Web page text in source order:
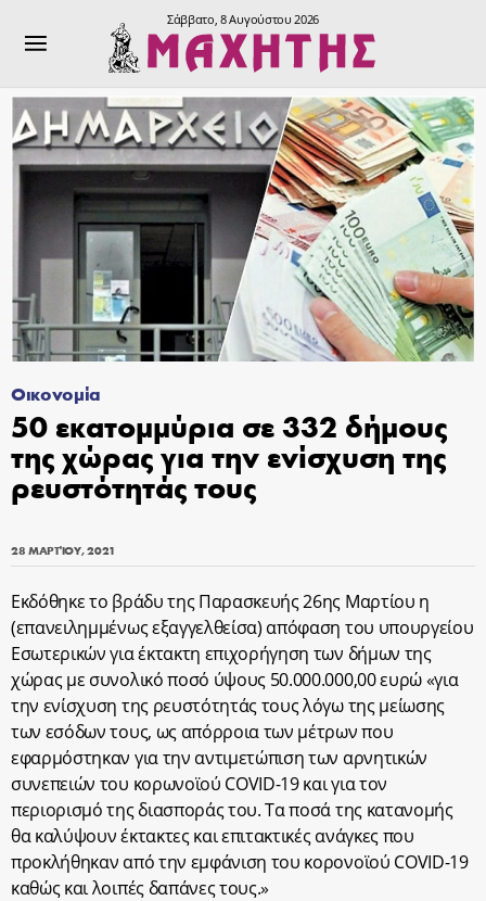
Σάββατο, 8 Αυγούστου 2026
Οικονομία
50 εκατομμύρια σε 332 δήμους
της χώρας για την ενίσχυση της
ρευστότητάς τους
28 ΜΑΡΤΊΟΥ, 2021
Εκδόθηκε το βράδυ της Παρασκευής 26ης Μαρτίου η
(επανειλημμένως εξαγγελθείσα) απόφαση του υπουργείου
Εσωτερικών για έκτακτη επιχορήγηση των δήμων της
χώρας με συνολικό ποσό ύψους 50.000.000,00 ευρώ «για
την ενίσχυση της ρευστότητάς τους λόγω της μείωσης
των εσόδων τους, ως απόρροια των μέτρων που
εφαρμόστηκαν για την αντιμετώπιση των αρνητικών
συνεπειών του κορωνοϊού COVID-19 και για τον
περιορισμό της διασποράς του. Τα ποσά της κατανομής
θα καλύψουν έκτακτες και επιτακτικές ανάγκες που
προκλήθηκαν από την εμφάνιση του κορονοϊού COVID-19
καθώς και λοιπές δαπάνες τους.»